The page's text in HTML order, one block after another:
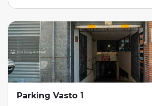
Parking Vasto 1